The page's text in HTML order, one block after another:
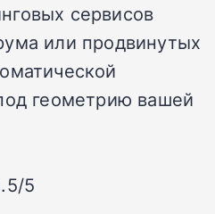
сервисов
или продвинутых
геометрию вашей
5